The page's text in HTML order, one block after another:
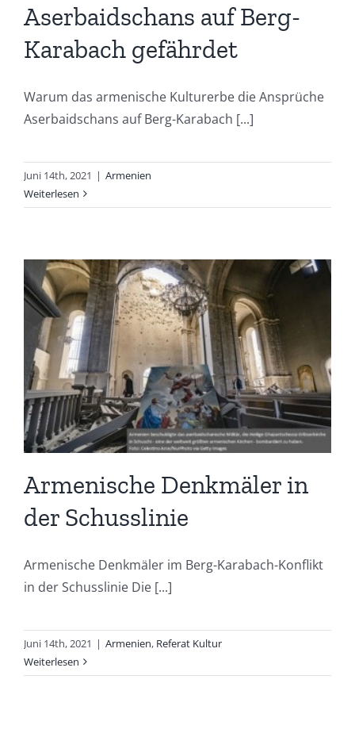
Aserbaidschans auf Berg-
Karabach gefährdet
Warum das armenische Kulturerbe die Ansprüche
Aserbaidschans auf Berg-Karabach [...]
Juni 14th, 2021 | Armenien
Weiterlesen
Armenische Denkmäler in
der Schusslinie
Armenische Denkmäler im Berg-Karabach-Konflikt
in der Schusslinie Die [...]
Juni 14th, 2021 | Armenien, Referat Kultur
Weiterlesen